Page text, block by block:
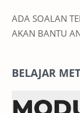
ADA SOALAN
AKAN BANTU
BELAJAR